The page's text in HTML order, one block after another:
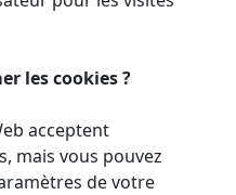
les cookies ?
acceptent
mais vous pouvez
de votre